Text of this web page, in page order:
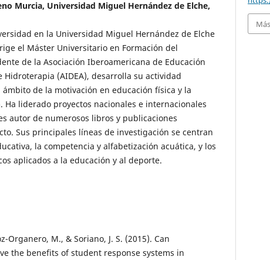
Murcia, Universidad Miguel Hernández de Elche,
en la Universidad Miguel Hernández de Elche
el Máster Universitario en Formación del
de la Asociación Iberoamericana de Educación
Hidroterapia (AIDEA), desarrolla su actividad
de la motivación en educación física y la
Ha liderado proyectos nacionales e internacionales
autor de numerosos libros y publicaciones
Sus principales líneas de investigación se centran
la competencia y alfabetización acuática, y los
aplicados a la educación y al deporte.
Organero, M., & Soriano, J. S. (2015). Can
the benefits of student response systems in